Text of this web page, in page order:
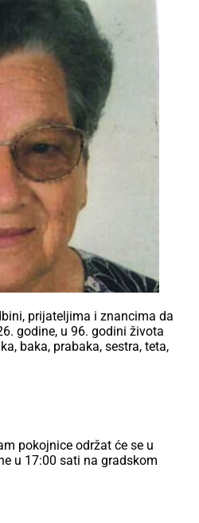
prijateljima i znancima da
godine, u 96. godini života
baka, prabaka, sestra, teta,
pokojnice održat će se u
u 17:00 sati na gradskom